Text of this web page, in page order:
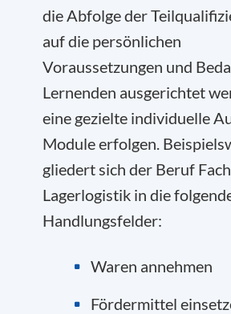
die Abfolge der
auf die persönlichen
Voraussetzungen und
Lernenden ausgerichtet
eine gezielte individuelle
Module erfolgen.
gliedert sich der Beruf
Lagerlogistik in die
Handlungsfelder:
Waren annehmen
Fördermittel